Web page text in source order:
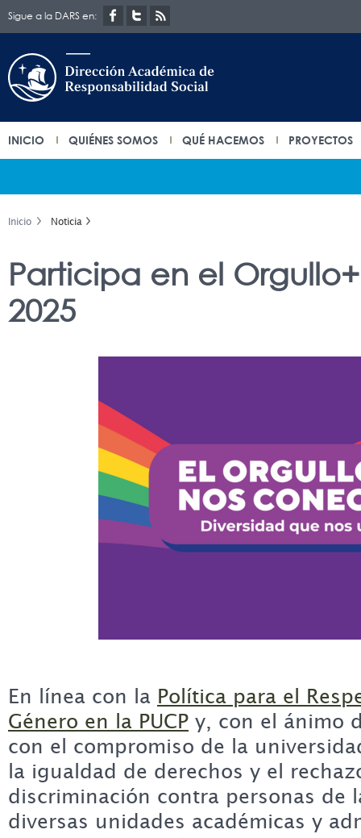
Sigue a la DARS en:
INICIO QUIÉNES SOMOS QUÉ HACEMOS PROYECTOS
Inicio Noticia
Participa en el
2025
En línea con la Política para el
Género en la PUCP y, con el ánimo
con el compromiso de la
la igualdad de derechos y el
discriminación contra personas de
diversas unidades académicas y